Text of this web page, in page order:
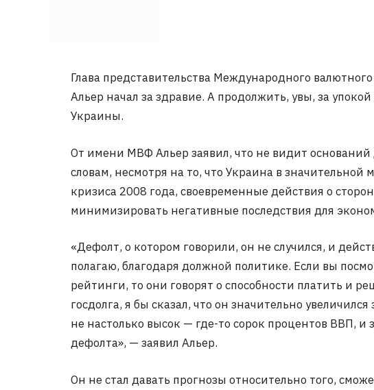
Глава представительства Международного
Альер начал за здравие. А продолжить, увы, за
Украины.
От имени МВФ Альер заявил, что не видит
словам, несмотря на то, что Украина в значительной
кризиса 2008 года, своевременные действия о
минимизировать негативные последствия для
«Дефолт, о котором говорили, он не случился, и
полагаю, благодаря должной политике. Если вы
рейтинги, то они говорят о способности платить и
госдолга, я бы сказал, что он значительно
не настолько высок — где-то сорок процентов ВВП, и
дефолта», — заявил Альер.
Он не стал давать прогнозы относительно того,